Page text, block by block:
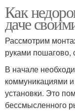
Как
даче
Рассмотрим
руками пошагово,
В начале
коммуникациями
установки. Это
бессмысленного